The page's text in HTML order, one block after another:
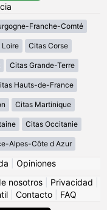
Franche-Comté
Loire Citas Corse
Citas Grande-Terre
Hauts-de-France
Citas Martinique
Citas Occitanie
Alpes-Côte d Azur
Opiniones
nosotros Privacidad
Contacto FAQ